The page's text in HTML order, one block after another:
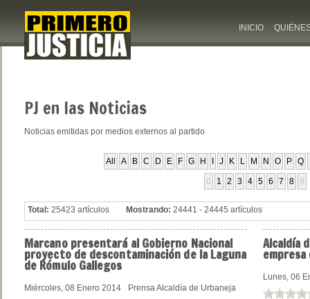
INICIO
PJ en las Noticias
Noticias emitidas por medios externos al partido
All A B C D E F G H J K L M N O P Q
0 1 2 3 4 5 6 7 8 9
Total: 25423 artículos Mostrando: 24441 - 24445 artículos
Marcanopresentará al Gobierno Nacional
proyecto de descontaminación de la Laguna
de Rómulo Gallegos
Miércoles, 08 Enero 2014
Prensa Alcaldía de Urbaneja
Alcaldía
Lunes, 06